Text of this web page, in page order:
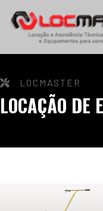
LOCMASTER
LOCAÇÃO DE